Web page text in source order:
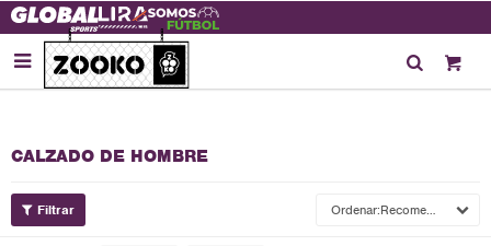

CALZADO DE HOMBRE
Recomendados